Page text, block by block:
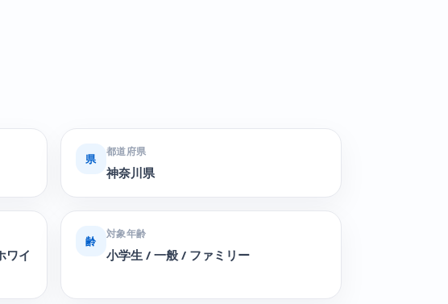
県
都道府県
神奈川県
ワイ
齢
対象年齢
小学生 / 一般 / ファミリー